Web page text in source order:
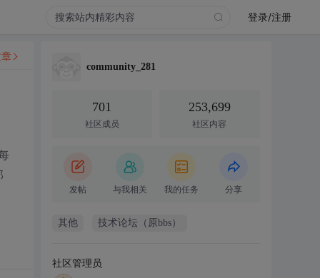
登录/注册
community_281
701
社区成员
253,699
社区内容
发帖 与我相关 我的任务 分享
其他 技术论坛（原bbs）
社区管理员